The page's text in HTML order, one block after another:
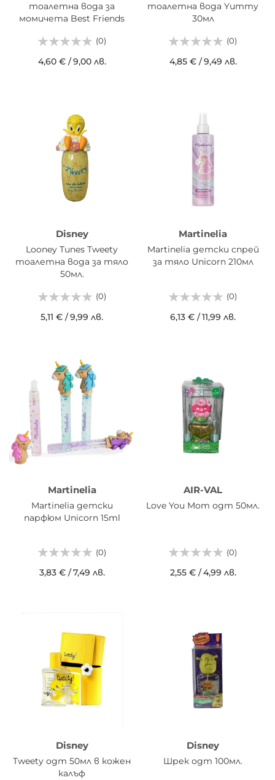
тоалетна вода за
момичета Best Friends
(0)
4,60 €/9,00 лв.
тоалетна вода Yummy
30мл
(0)
4,85 €/9,49 лв.
Disney
Looney Tunes Tweety
тоалетна вода за тяло
50мл.
(0)
5,11 € /9,99 лв.
Martinelia
Martinelia детски спрей
за тяло Unicorn 210мл
(0)
6,13 € /11,99 лв.
Martinelia
Martinelia детски
парфюм Unicorn 15ml
(0)
3,83 €/7,49 лв.
AIR-VAL
Love You Mom одт 50мл.
(0)
2,55 €/4,99 лв.
Disney
Tweety одт 50мл в кожен
калъф
Disney
Шрек одт 100мл.